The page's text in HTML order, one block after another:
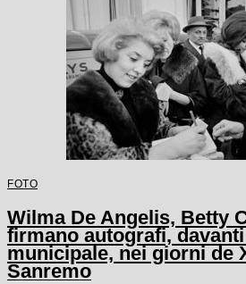
FOTO
Wilma De Angelis, Betty
firmano autografi,
municipale, nei giorni de
Sanremo